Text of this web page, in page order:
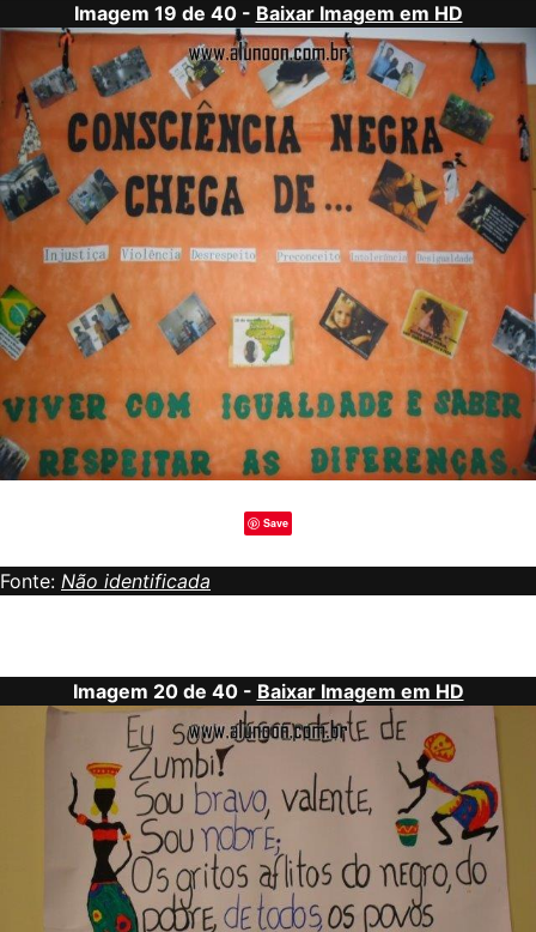
Imagem 19 de 40 - Baixar Imagem em HD
Save
Fonte: Não identificada
Imagem 20 de 40 - Baixar Imagem em HD